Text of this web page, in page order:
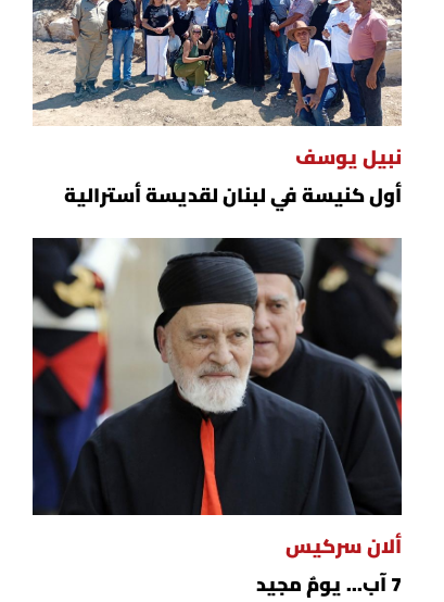
بحث عن "الريموت"
نبيل يوسف
أول كنيسة في لبنان لقديسة أسترالية
ألان سركيس
7 آب... يومٌ مجيد